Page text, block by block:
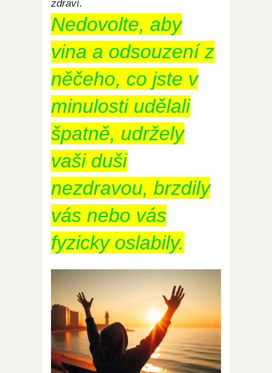
zdraví.
Nedovolte, aby
vina a odsouzení z
něčeho, co jste v
minulosti udělali
špatně, udržely
vaši duši
nezdravou, brzdily
vás nebo vás
fyzicky oslabily.